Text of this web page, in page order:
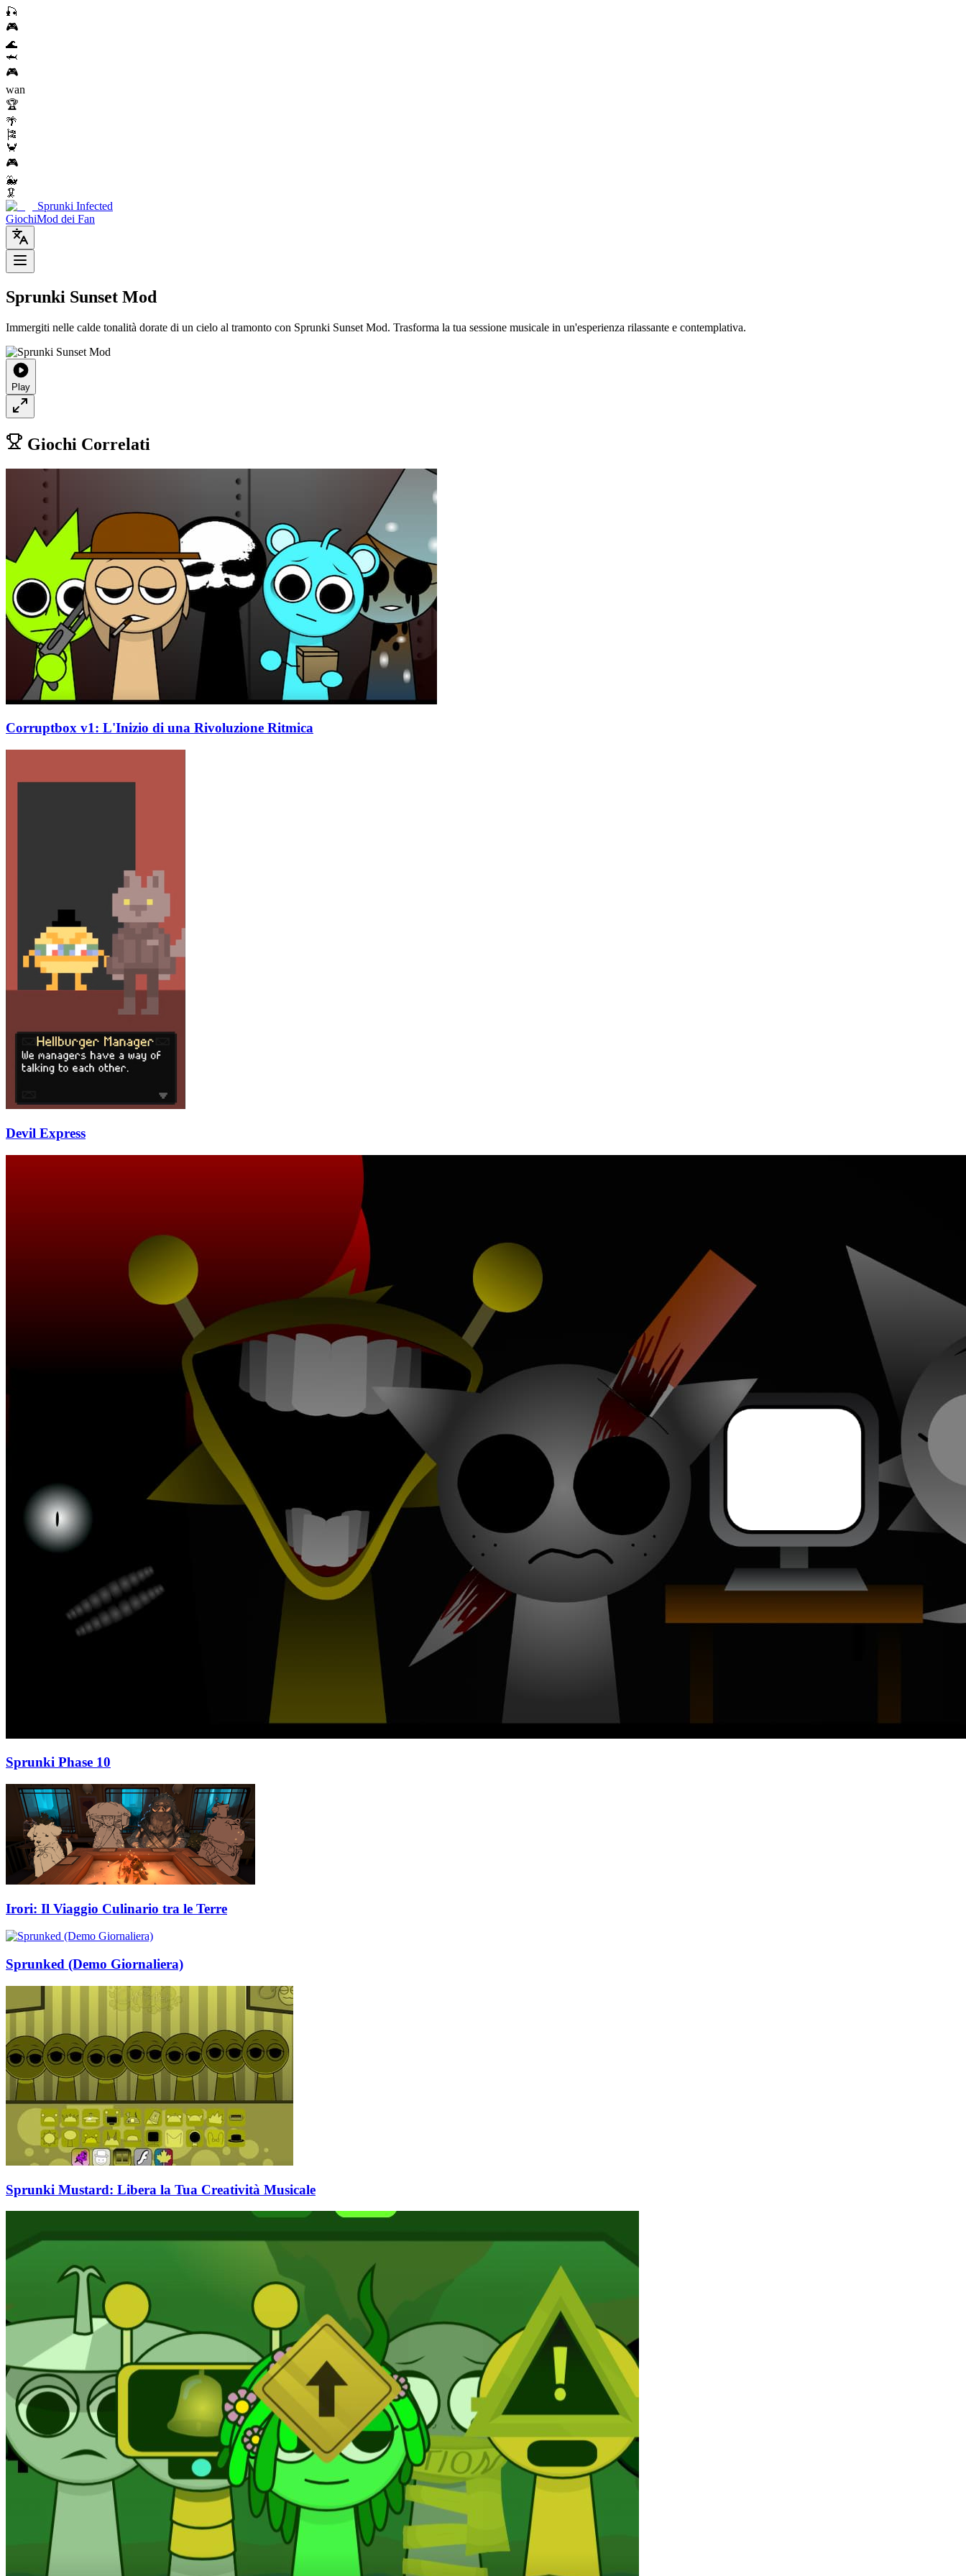
🎣
🎮
🌊
🦈
🎮
wan
🏆
🌴
🎏
🦀
🎮
🐳
🦑
Sprunki Infected
GiochiMod dei Fan
Sprunki Sunset Mod
Immergiti nelle calde tonalità dorate di un cielo al tramonto con Sprunki Sunset Mod. Trasforma la tua sessione musicale in un'esperienza rilassante e contemplativa.
Play
Giochi Correlati
Corruptbox v1: L'Inizio di una Rivoluzione Ritmica
Devil Express
Sprunki Phase 10
Irori: Il Viaggio Culinario tra le Terre
Sprunked (Demo Giornaliera)
Sprunki Mustard: Libera la Tua Creatività Musicale